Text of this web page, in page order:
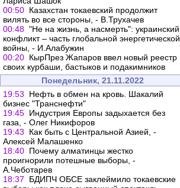
00:50 Казахстан токаевский продолжит
вилять во все стороны, - В.Трухачев
00:48 "Не на жизнь, а насмерть": украинский
конфликт – часть глобальной энергетической
войны, - И.Алабужин
00:20 КырПрез Жапаров ввел новый реестр
своих курбаши, бастыков и подакимников
Понедельник, 21.11.2022
19:53
Нефть в обмен на кровь. Шакалий
бизнес "Транснефти"
19:45 Индустрия Европы задыхается без
газа, - Олег Никифоров
19:43
Как быть с Центральной Азией, -
Алексей Малашенко
18:40 Почему алматинцы жестко
проигнорили потешные выборы, -
А.Чеботарев
18:37
БДИПЧ ОБСЕ заклеймило токаевские